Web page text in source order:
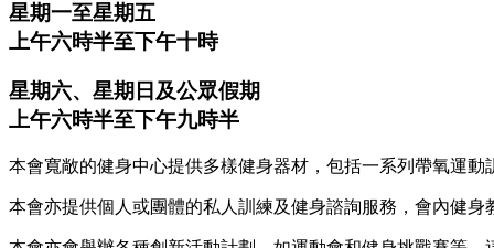
星期一至星期五
上午六時半至下午十時
星期六、星期日及公眾假期
上午六時半至下午九時半
本會寬敞的健身中心提供多樣健身器材，包括一系列帶氧運
本會亦提供個人或團體的私人訓練及健身諮詢服務，會內健